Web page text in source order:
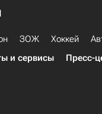
ЗОЖ Хоккей
и сервисы Пресс-